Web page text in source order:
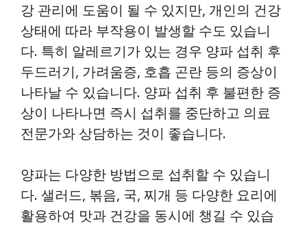
강 관리에 도움이 될 수 있지만, 개인의 건강
상태에 따라 부작용이 발생할 수도 있습니
다. 특히 알레르기가 있는 경우 양파 섭취 후
두드러기, 가려움증, 호흡 곤란 등의 증상이
나타날 수 있습니다. 양파 섭취 후 불편한 증
상이 나타나면 즉시 섭취를 중단하고 의료
전문가와 상담하는 것이 좋습니다.
양파는 다양한 방법으로 섭취할 수 있습니
다. 샐러드, 볶음, 국, 찌개 등 다양한 요리에
활용하여 맛과 건강을 동시에 챙길 수 있습